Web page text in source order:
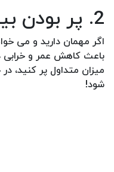
2. پر بودن بیش از حد کتری چای ساز
اگر مهمان دارید و می
باعث کاهش عمر و خرابی
میزان متداول پر
شود!